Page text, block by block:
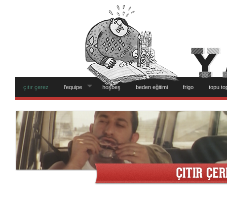
çıtır çerez l’equipe hoşbeş beden eğitimi frigo topu